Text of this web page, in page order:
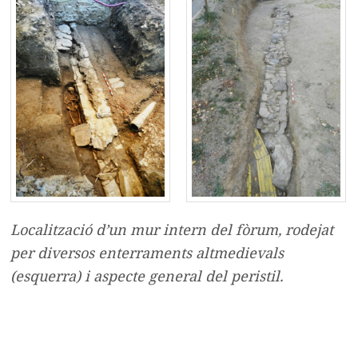
Localització d’un mur intern del fòrum, rodejat
per diversos enterraments altmedievals
(esquerra) i aspecte general del peristil.